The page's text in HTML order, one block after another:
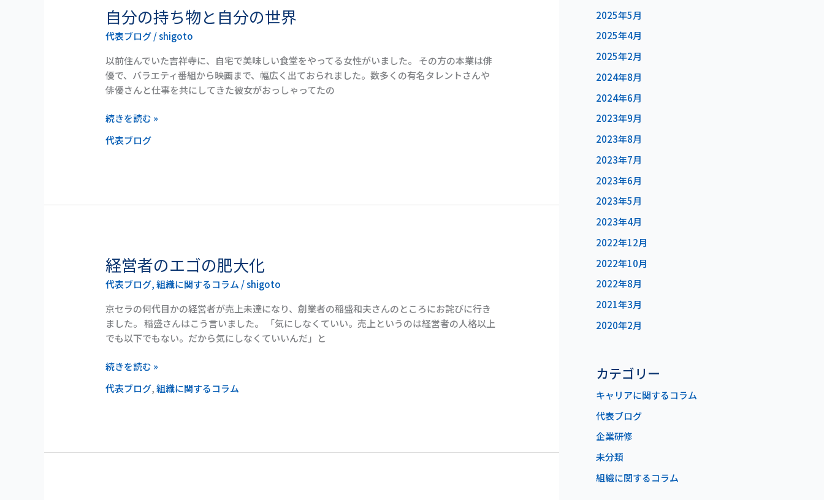
自分の持ち物と自分の世界
代表ブログ/shigoto
以前住んでいた吉祥寺に、自宅で美味しい食堂をやってる女性がいました。 その方の本業は俳
優で、バラエティ番組から映画まで、幅広く出ておられました。数多くの有名タレントさんや
俳優さんと仕事を共にしてきた彼女がおっしゃってたの
自
分
の
持
ち
物
自
の
続きを読む »
代表ブログ
経営者のエゴの肥大化
代表ブログ,組織に関するコラム /shigoto
京セラの何代目かの経営者が売上未達になり、創業者の稲盛和夫さんのところにお詫びに行き
ました。 稲盛さんはこう言いました。 「気にしなくていい。売上というのは経営者の人格以上
でも以下でもない。だから気にしなくていいんだ」と
経
営
者
の
エ
ゴ
肥
化
続きを読む »
代表ブログ,組織に関するコラム
2025年5月
2025年4月
2025年2月
2024年8月
2024年6月
2023年9月
2023年8月
2023年7月
2023年6月
2023年5月
2023年4月
2022年12月
2022年10月
2022年8月
2021年3月
2020年2月
カテゴリー
キャリアに関するコラム
代表ブログ
企業研修
未分類
組織に関するコラム